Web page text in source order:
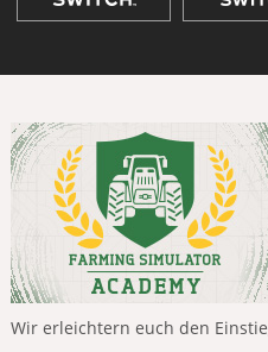
Wir erleichtern euch den